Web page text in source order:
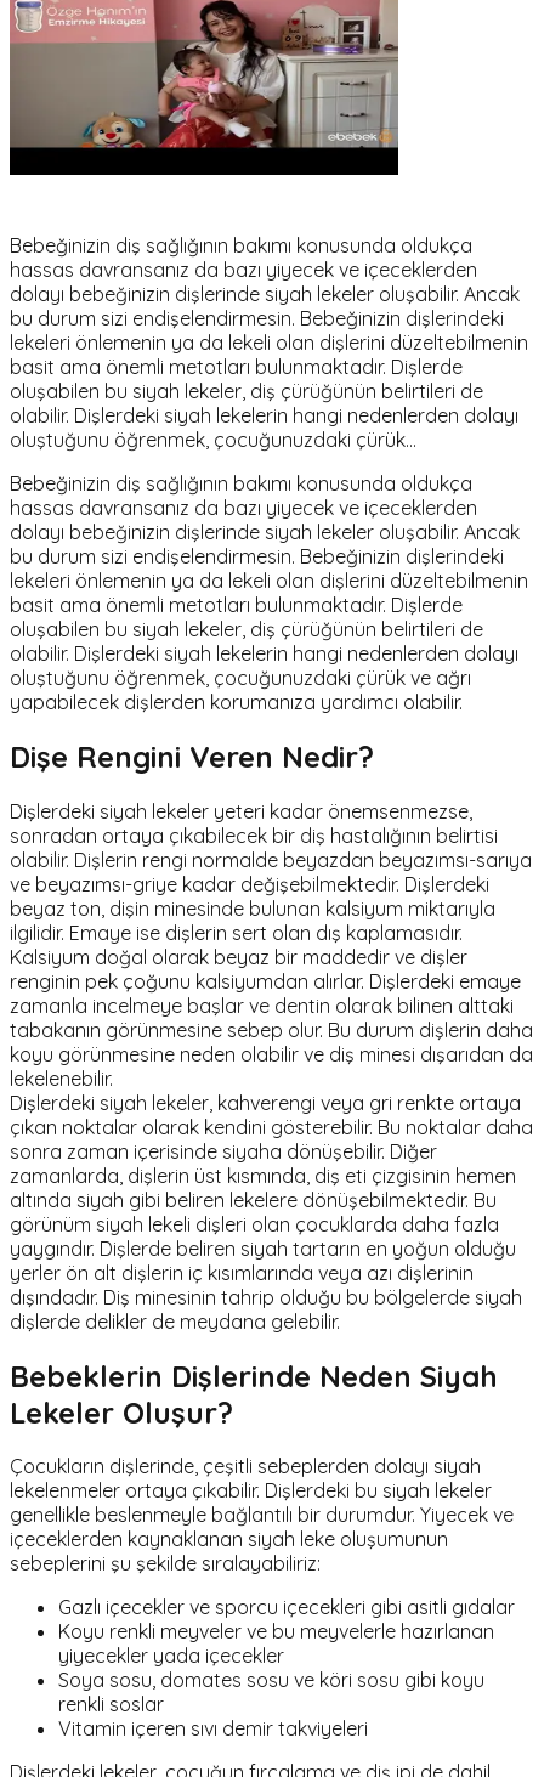
Bebeğinizin diş sağlığının bakımı konusunda oldukça
hassas davransanız da bazı yiyecek ve içeceklerden
dolayı bebeğinizin dişlerinde siyah lekeler oluşabilir. Ancak
bu durum sizi endişelendirmesin. Bebeğinizin dişlerindeki
lekeleri önlemenin ya da lekeli olan dişlerini düzeltebilmenin
basit ama önemli metotları bulunmaktadır. Dişlerde
oluşabilen bu siyah lekeler, diş çürüğünün belirtileri de
olabilir. Dişlerdeki siyah lekelerin hangi nedenlerden dolayı
oluştuğunu öğrenmek, çocuğunuzdaki çürük…
Bebeğinizin diş sağlığının bakımı konusunda oldukça
hassas davransanız da bazı yiyecek ve içeceklerden
dolayı bebeğinizin dişlerinde siyah lekeler oluşabilir. Ancak
bu durum sizi endişelendirmesin. Bebeğinizin dişlerindeki
lekeleri önlemenin ya da lekeli olan dişlerini düzeltebilmenin
basit ama önemli metotları bulunmaktadır. Dişlerde
oluşabilen bu siyah lekeler, diş çürüğünün belirtileri de
olabilir. Dişlerdeki siyah lekelerin hangi nedenlerden dolayı
oluştuğunu öğrenmek, çocuğunuzdaki çürük ve ağrı
yapabilecek dişlerden korumanıza yardımcı olabilir.
Dişe Rengini Veren Nedir?
Dişlerdeki siyah lekeler yeteri kadar önemsenmezse,
sonradan ortaya çıkabilecek bir diş hastalığının belirtisi
olabilir. Dişlerin rengi normalde beyazdan beyazımsı-sarıya
ve beyazımsı-griye kadar değişebilmektedir. Dişlerdeki
beyaz ton, dişin minesinde bulunan kalsiyum miktarıyla
ilgilidir. Emaye ise dişlerin sert olan dış kaplamasıdır.
Kalsiyum doğal olarak beyaz bir maddedir ve dişler
renginin pek çoğunu kalsiyumdan alırlar. Dişlerdeki emaye
zamanla incelmeye başlar ve dentin olarak bilinen alttaki
tabakanın görünmesine sebep olur. Bu durum dişlerin daha
koyu görünmesine neden olabilir ve diş minesi dışarıdan da
lekelenebilir.
Dişlerdeki siyah lekeler, kahverengi veya gri renkte ortaya
çıkan noktalar olarak kendini gösterebilir. Bu noktalar daha
sonra zaman içerisinde siyaha dönüşebilir. Diğer
zamanlarda, dişlerin üst kısmında, diş eti çizgisinin hemen
altında siyah gibi beliren lekelere dönüşebilmektedir. Bu
görünüm siyah lekeli dişleri olan çocuklarda daha fazla
yaygındır. Dişlerde beliren siyah tartarın en yoğun olduğu
yerler ön alt dişlerin iç kısımlarında veya azı dişlerinin
dışındadır. Diş minesinin tahrip olduğu bu bölgelerde siyah
dişlerde delikler de meydana gelebilir.
Bebeklerin Dişlerinde Neden Siyah
Lekeler Oluşur?
Çocukların dişlerinde, çeşitli sebeplerden dolayı siyah
lekelenmeler ortaya çıkabilir. Dişlerdeki bu siyah lekeler
genellikle beslenmeyle bağlantılı bir durumdur. Yiyecek ve
içeceklerden kaynaklanan siyah leke oluşumunun
sebeplerini şu şekilde sıralayabiliriz:
Gazlı içecekler ve sporcu içecekleri gibi asitli gıdalar
Koyu renkli meyveler ve bu meyvelerle hazırlanan
yiyecekler yada içecekler
Soya sosu, domates sosu ve köri sosu gibi koyu
renkli soslar
Vitamin içeren sıvı demir takviyeleri